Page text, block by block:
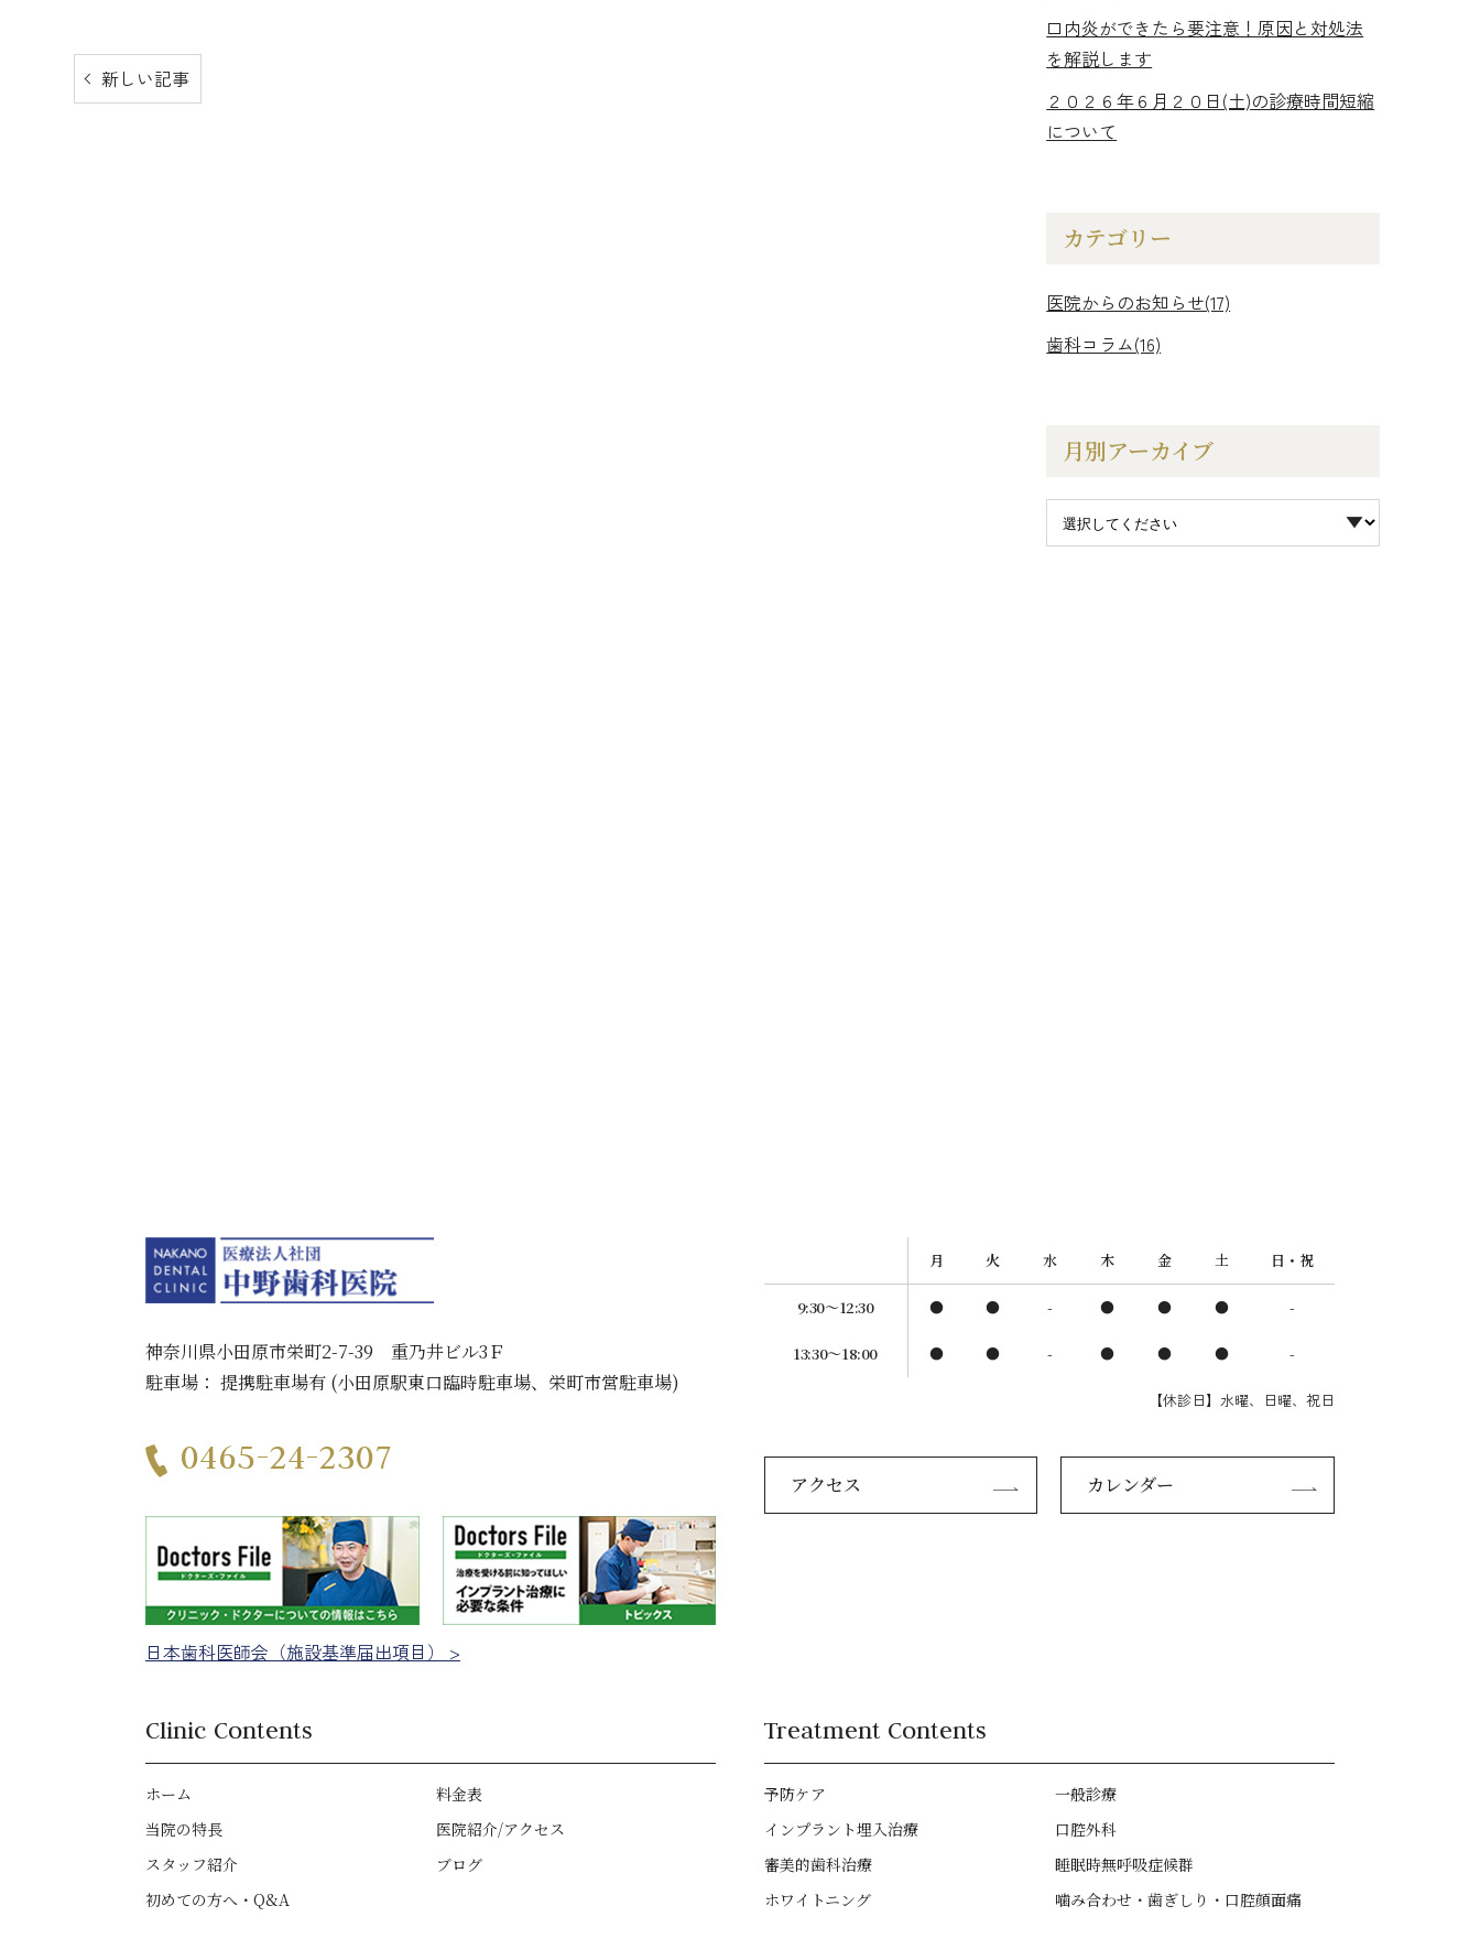
噛み合わせ・歯ぎしり・
口腔顔面痛
新しい記事
口内炎ができたら要注意！原因と対処法
を解説します
２０２６年６月２０日(土)の診療時間短縮
について
カテゴリー
医院からのお知らせ(17)
歯科コラム(16)
月別アーカイブ
神奈川県小田原市栄町2-7-39 重乃井ビル3Ｆ
駐車場： 提携駐車場有 (小田原駅東口臨時駐車場、栄町市営駐車場)
0465-24-2307
日本歯科医師会（施設基準届出項目） >
月 火 水 木 金 土 日・祝
9:30〜12:30 ● ● - ● ● ● -
13:30～18:00 ● ● - ● ● ● -
【休診日】水曜、日曜、祝日
アクセス カレンダー
Clinic Contents
ホーム
当院の特長
スタッフ紹介
初めての方へ・Q&A
料金表
医院紹介/アクセス
ブログ
Treatment Contents
予防ケア
インプラント埋入治療
審美的歯科治療
ホワイトニング
一般診療
口腔外科
睡眠時無呼吸症候群
噛み合わせ・歯ぎしり・口腔顔面痛